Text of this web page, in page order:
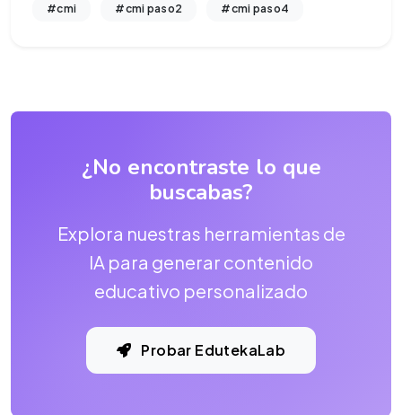
#cmi #cmi paso2 #cmi paso4
¿No encontraste lo que
buscabas?
Explora nuestras herramientas de
IA para generar contenido
educativo personalizado
Probar EdutekaLab